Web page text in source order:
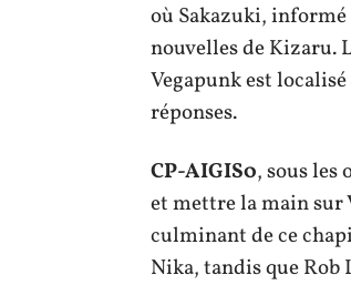
où Sakazuki, informé
nouvelles de Kizaru.
Vegapunk est
réponses.
CP-AIGIS0, sous les
et mettre la main sur
culminant de ce
Nika, tandis que Rob